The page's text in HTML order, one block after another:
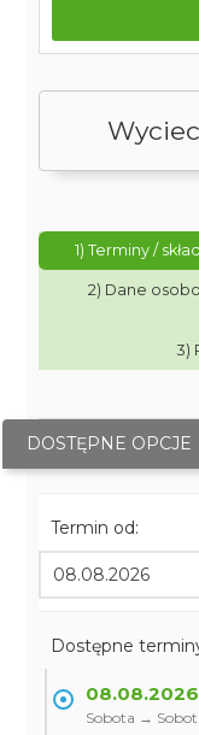
1) Terminy /
2) Dane
3)
DOSTĘPNE OPCJE
Termin od:
Dostępne
Sobota →